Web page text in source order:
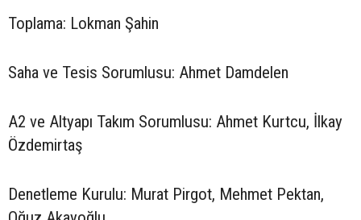
Toplama: Lokman Şahin
Saha ve Tesis Sorumlusu: Ahmet Damdelen
A2 ve Altyapı Takım Sorumlusu: Ahmet Kurtcu, İlkay
Özdemirtaş
Denetleme Kurulu: Murat Pirgot, Mehmet Pektan,